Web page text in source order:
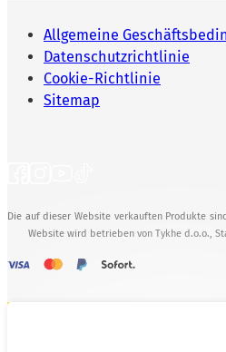
Allgemeine
Datenschutzrichtlinie
Cookie-Richtlinie
Sitemap
Die auf dieser Website verkauften Produkte
Website wird betrieben von Tykhe d.o.o.,